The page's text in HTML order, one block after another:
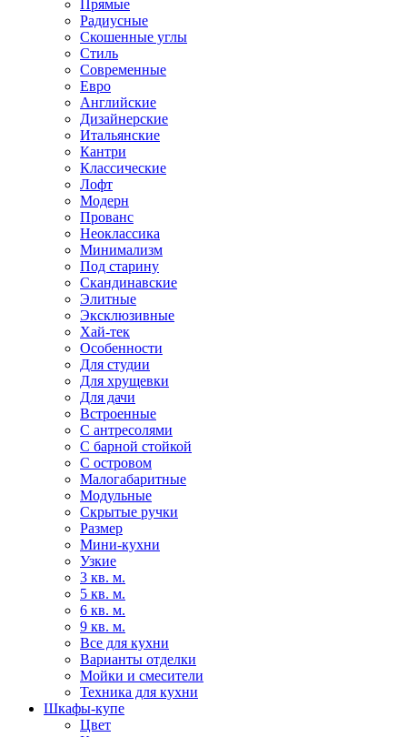
Прямые
Радиусные
Скошенные углы
Стиль
Современные
Евро
Английские
Дизайнерские
Итальянские
Кантри
Классические
Лофт
Модерн
Прованс
Неоклассика
Минимализм
Под старину
Скандинавские
Элитные
Эксклюзивные
Хай-тек
Особенности
Для студии
Для хрущевки
Для дачи
Встроенные
С антресолями
С барной стойкой
С островом
Малогабаритные
Модульные
Скрытые ручки
Размер
Мини-кухни
Узкие
3 кв. м.
5 кв. м.
6 кв. м.
9 кв. м.
Все для кухни
Варианты отделки
Мойки и смесители
Техника для кухни
Шкафы-купе
Цвет